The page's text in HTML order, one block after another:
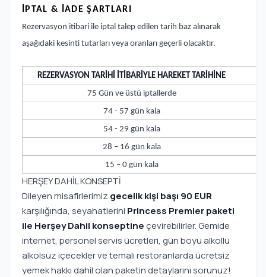
İPTAL & İADE ŞARTLARI
Rezervasyon itibari ile iptal talep edilen tarih baz alınarak
aşağıdaki kesinti tutarları veya oranları geçerli olacaktır.
REZERVASYON TARİHİ İTİBARİYLE HAREKET TARİHİNE
75 Gün ve üstü iptallerde
74 - 57 gün kala
54 - 29 gün kala
28 – 16 gün kala
15 – 0 gün kala
HERŞEY DAHİL KONSEPTİ
Dileyen misafirlerimiz gecelik kişi başı 90 EUR
karşılığında, seyahatlerini Princess Premier paketi
ile Herşey Dahil konseptineçevirebilirler. Gemide
internet, personel servis ücretleri, gün boyu alkollü
alkolsüz içecekler ve temalı restoranlarda ücretsiz
yemek hakkı dahil olan paketin detaylarını sorunuz!